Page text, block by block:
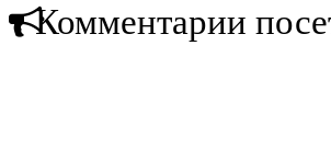
Комментарии